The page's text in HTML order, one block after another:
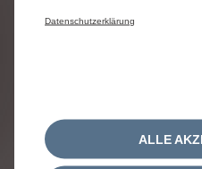
Datenschutzerklärung
ALLE